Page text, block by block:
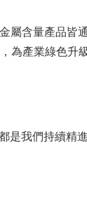
屬含量產品皆
產業綠色升級
是我們持續精